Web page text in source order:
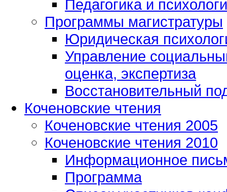
Педагогика и
Программы магистратуры
Юридическая
Управление
оценка, экспертиза
Восстановительный
Коченовские чтения
Коченовские чтения 2005
Коченовские чтения 2010
Информационное
Программа